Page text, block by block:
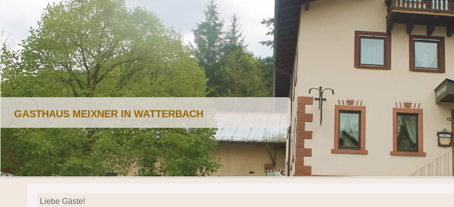
GASTHAUS MEIXNER IN WATTERBACH
Liebe Gäste!